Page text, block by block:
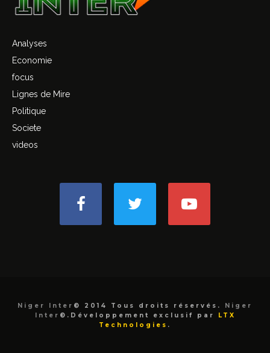
Analyses
Economie
focus
Lignes de Mire
Politique
Societe
videos
Niger Inter © 2014 Tous droits réservés.
Niger
Inter ©.Développement exclusif par
LTX
Technologies .